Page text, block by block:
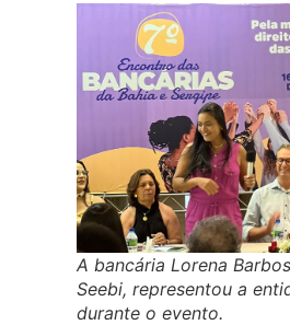
A bancária Lorena
Seebi, representou a
durante o evento.